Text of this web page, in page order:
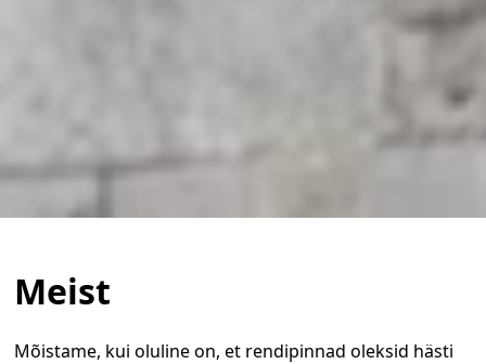
Meist
Mõistame, kui oluline on, et rendipinnad oleksid hästi